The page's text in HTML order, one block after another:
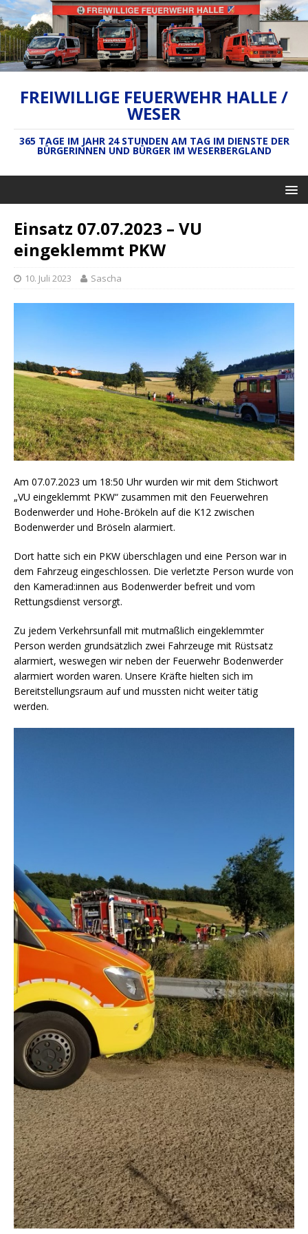
FREIWILLIGE FEUERWEHR HALLE /
WESER
365 TAGE IM JAHR 24 STUNDEN AM TAG IM DIENSTE DER
BÜRGERINNEN UND BÜRGER IM WESERBERGLAND
Einsatz 07.07.2023 – VU
eingeklemmt PKW
10. Juli 2023 Sascha
Am 07.07.2023 um 18:50 Uhr wurden wir mit dem Stichwort
„VU eingeklemmt PKW“ zusammen mit den Feuerwehren
Bodenwerder und Hohe-Brökeln auf die K12 zwischen
Bodenwerder und Bröseln alarmiert.
Dort hatte sich ein PKW überschlagen und eine Person war in
dem Fahrzeug eingeschlossen. Die verletzte Person wurde von
den Kamerad:innen aus Bodenwerder befreit und vom
Rettungsdienst versorgt.
Zu jedem Verkehrsunfall mit mutmaßlich eingeklemmter
Person werden grundsätzlich zwei Fahrzeuge mit Rüstsatz
alarmiert, weswegen wir neben der Feuerwehr Bodenwerder
alarmiert worden waren. Unsere Kräfte hielten sich im
Bereitstellungsraum auf und mussten nicht weiter tätig
werden.